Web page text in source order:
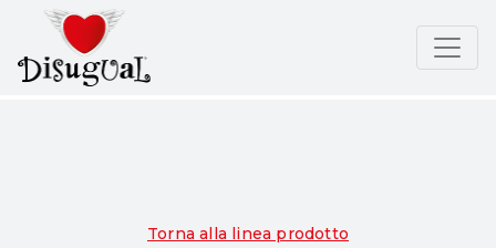
Torna alla linea prodotto